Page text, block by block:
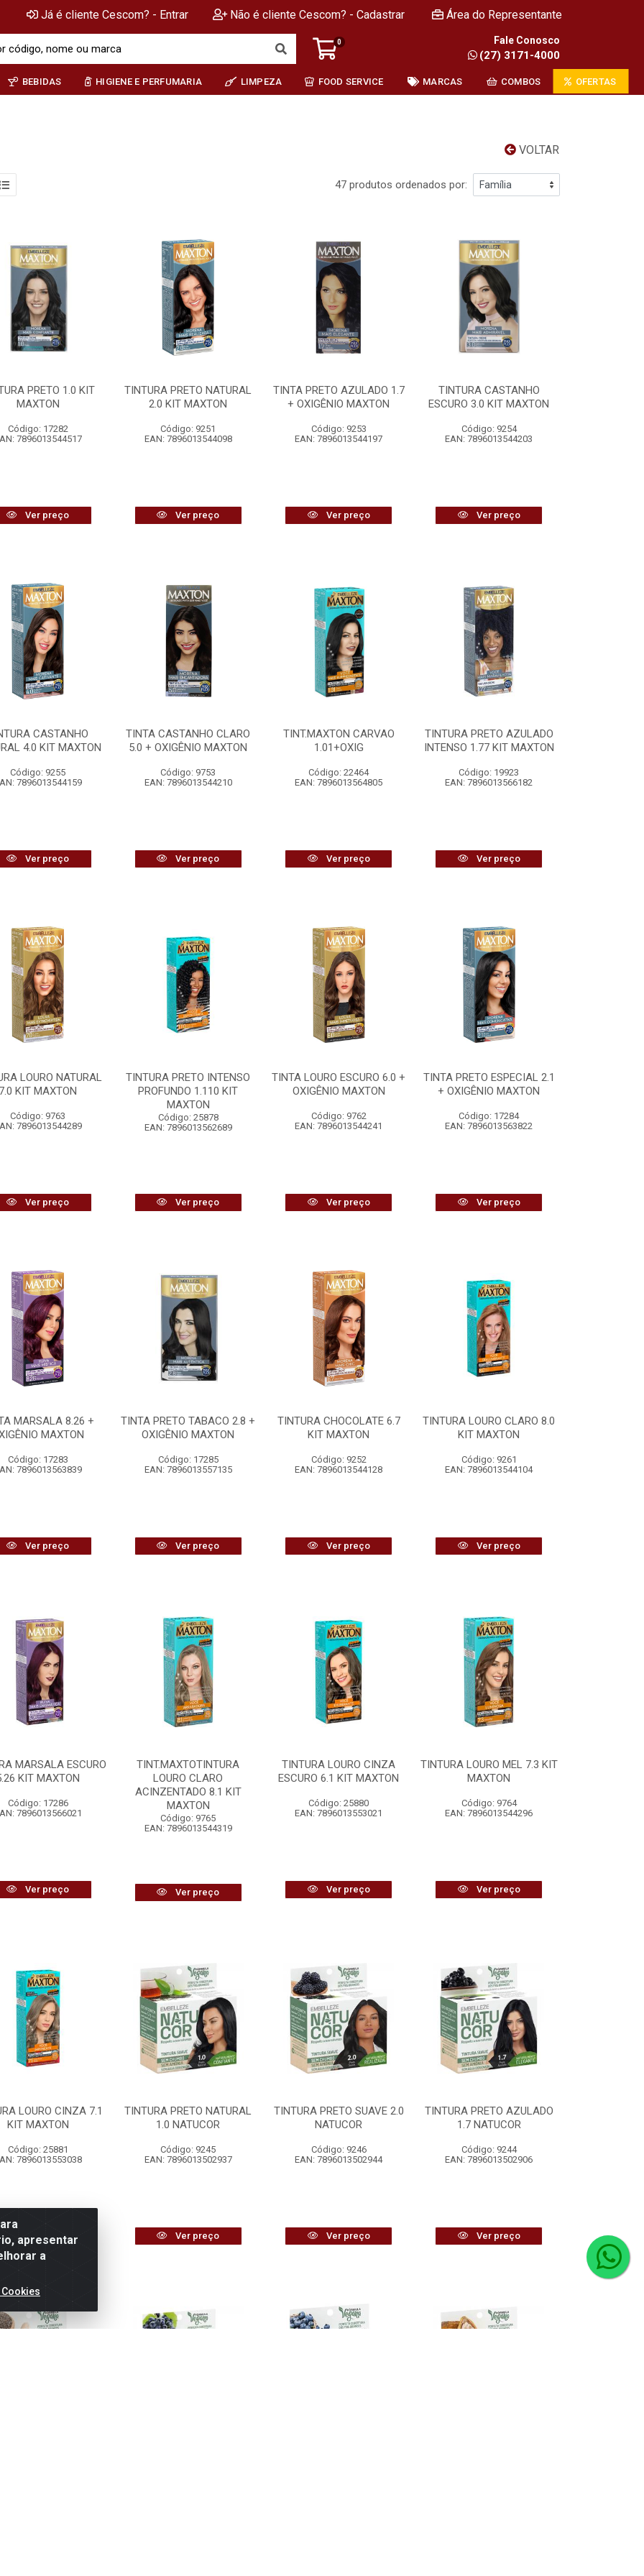
Já é cliente Cescom? - Entrar Não é cliente Cescom? - Cadastrar Área do Representante
0 Fale Conosco
(27) 3171-4000
BEBIDAS HIGIENE E PERFUMARIA LIMPEZA FOOD SERVICE MARCAS COMBOS OFERTAS
VOLTAR
47 produtos ordenados por:
PRETO 1.0 KIT
MAXTON
Código: 17282
7896013544517
Ver preço
TINTURA PRETO NATURAL
2.0 KIT MAXTON
Código: 9251
EAN: 7896013544098
Ver preço
TINTA PRETO AZULADO 1.7
+ OXIGÊNIO MAXTON
Código: 9253
EAN: 7896013544197
Ver preço
TINTURA CASTANHO
ESCURO 3.0 KIT MAXTON
Código: 9254
EAN: 7896013544203
Ver preço
CASTANHO
4.0 KIT MAXTON
Código: 9255
7896013544159
Ver preço
TINTA CASTANHO CLARO
5.0 + OXIGÊNIO MAXTON
Código: 9753
EAN: 7896013544210
Ver preço
TINT.MAXTON CARVAO
1.01+OXIG
Código: 22464
EAN: 7896013564805
Ver preço
TINTURA PRETO AZULADO
INTENSO 1.77 KIT MAXTON
Código: 19923
EAN: 7896013566182
Ver preço
LOURO NATURAL
7.0 KIT MAXTON
Código: 9763
7896013544289
Ver preço
TINTURA PRETO INTENSO
PROFUNDO 1.110 KIT
MAXTON
Código: 25878
EAN: 7896013562689
Ver preço
TINTA LOURO ESCURO 6.0 +
OXIGÊNIO MAXTON
Código: 9762
EAN: 7896013544241
Ver preço
TINTA PRETO ESPECIAL 2.1
+ OXIGÊNIO MAXTON
Código: 17284
EAN: 7896013563822
Ver preço
MARSALA 8.26 +
MAXTON
Código: 17283
7896013563839
Ver preço
TINTA PRETO TABACO 2.8 +
OXIGÊNIO MAXTON
Código: 17285
EAN: 7896013557135
Ver preço
TINTURA CHOCOLATE 6.7
KIT MAXTON
Código: 9252
EAN: 7896013544128
Ver preço
TINTURA LOURO CLARO 8.0
KIT MAXTON
Código: 9261
EAN: 7896013544104
Ver preço
MARSALA ESCURO
KIT MAXTON
Código: 17286
7896013566021
Ver preço
TINT.MAXTOTINTURA
LOURO CLARO
ACINZENTADO 8.1 KIT
MAXTON
Código: 9765
EAN: 7896013544319
Ver preço
TINTURA LOURO CINZA
ESCURO 6.1 KIT MAXTON
Código: 25880
EAN: 7896013553021
Ver preço
TINTURA LOURO MEL 7.3 KIT
MAXTON
Código: 9764
EAN: 7896013544296
Ver preço
LOURO CINZA 7.1
KIT MAXTON
Código: 25881
7896013553038
Ver preço
TINTURA PRETO NATURAL
1.0 NATUCOR
Código: 9245
EAN: 7896013502937
Ver preço
TINTURA PRETO SUAVE 2.0
NATUCOR
Código: 9246
EAN: 7896013502944
Ver preço
TINTURA PRETO AZULADO
1.7 NATUCOR
Código: 9244
EAN: 7896013502906
Ver preço
apresentar
a